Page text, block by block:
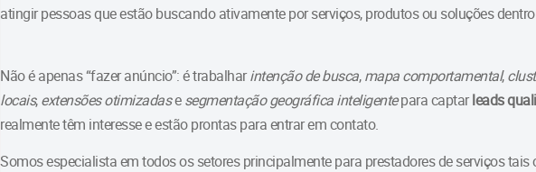
atingir pessoas que estão buscando ativamente por serviços, produtos ou soluções
Não é apenas “fazer anúncio”: é trabalharintenção de busca, mapa comportamental,
locais, extensões otimizadase segmentação geográfica inteligentepara captarleads
realmente têm interesse e estão prontas para entrar em contato.
Somos especialista em todos os setores principalmente para prestadores de serviços